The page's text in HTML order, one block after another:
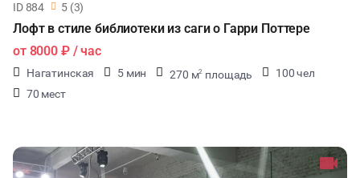
ID 884 5 (3)
Лофт в стиле библиотеки из саги о Гарри Поттере
от 8000 ₽/ час
Нагатинская 5 мин 270 м2 площадь
100 чел
70 мест